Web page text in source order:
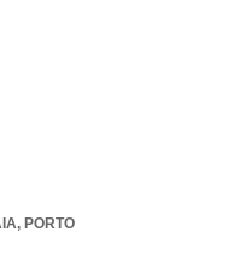
, PORTO